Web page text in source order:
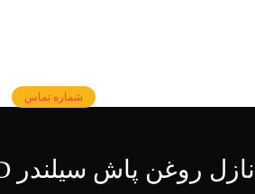
شماره تماس
نازل روغن پاش سیلندر STD